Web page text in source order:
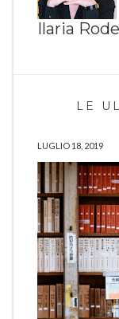
Ilaria
LE
LUGLIO 18, 2019